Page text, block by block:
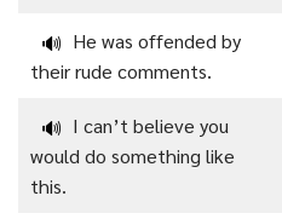
🔊 He was offended by
their rude comments.
🔊 I can’t believe you
would do something like
this.